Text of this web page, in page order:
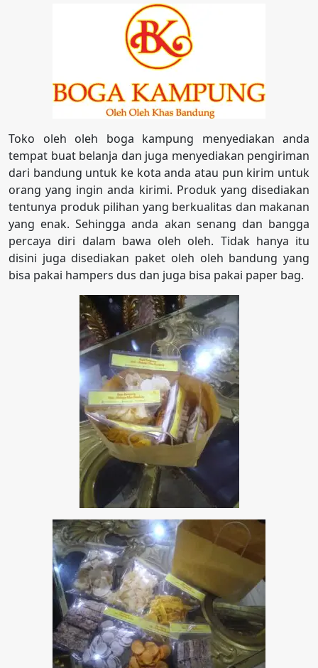
Toko oleh oleh boga kampung menyediakan anda
tempat buat belanja dan juga menyediakan pengiriman
dari bandung untuk ke kota anda atau pun kirim untuk
orang yang ingin anda kirimi. Produk yang disediakan
tentunya produk pilihan yang berkualitas dan makanan
yang enak. Sehingga anda akan senang dan bangga
percaya diri dalam bawa oleh oleh. Tidak hanya itu
disini juga disediakan paket oleh oleh bandung yang
bisa pakai hampers dus dan juga bisa pakai paper bag.